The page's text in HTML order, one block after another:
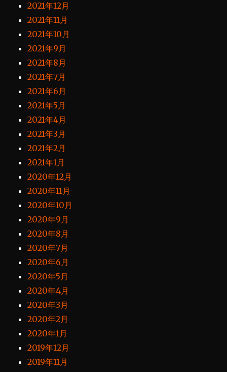
2021年12月
2021年11月
2021年10月
2021年9月
2021年8月
2021年7月
2021年6月
2021年5月
2021年4月
2021年3月
2021年2月
2021年1月
2020年12月
2020年11月
2020年10月
2020年9月
2020年8月
2020年7月
2020年6月
2020年5月
2020年4月
2020年3月
2020年2月
2020年1月
2019年12月
2019年11月